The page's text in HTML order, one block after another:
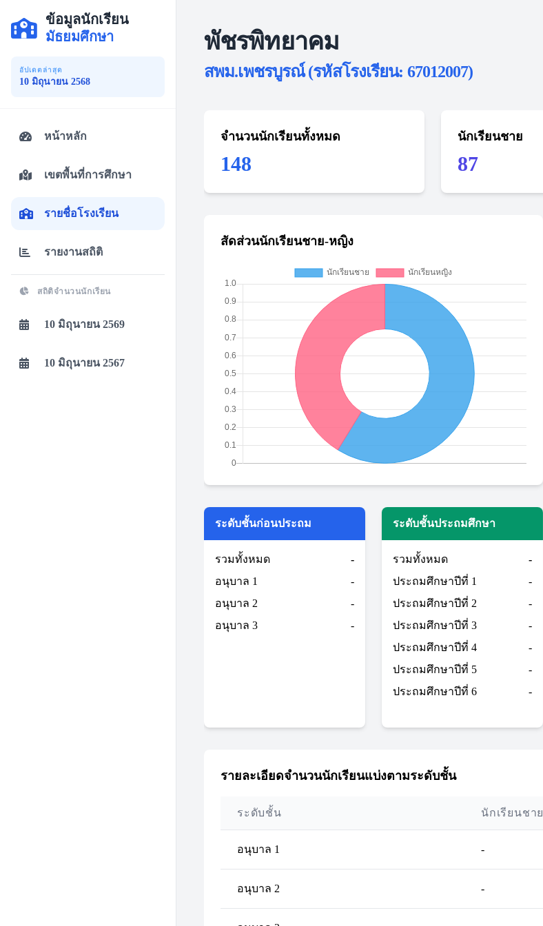
พัชรพิทยาคม
สพม.เพชรบูรณ์ (รหัสโรงเรียน: 67012007)
จำนวนนักเรียนทั้งหมด
148
นักเรียนชาย
87
สัดส่วนนักเรียนชาย-หญิง
ระดับชั้นก่อนประถม
รวมทั้งหมด
-
อนุบาล 1
-
อนุบาล 2
-
อนุบาล 3
-
ระดับชั้นประถมศึกษา
รวมทั้งหมด
-
ประถมศึกษาปีที่ 1
-
ประถมศึกษาปีที่ 2
-
ประถมศึกษาปีที่ 3
-
ประถมศึกษาปีที่ 4
-
ประถมศึกษาปีที่ 5
-
ประถมศึกษาปีที่ 6
-
รายละเอียดจำนวนนักเรียนแบ่งตามระดับชั้น
ระดับชั้น นักเรียนชาย
อนุบาล 1 -
อนุบาล 2 -
ข้อมูลนักเรียน
มัธยมศึกษา
อัปเดตล่าสุด
10 มิถุนายน 2568
หน้าหลัก
เขตพื้นที่การศึกษา
รายชื่อโรงเรียน
รายงานสถิติ
สถิติจำนวนนักเรียน
10 มิถุนายน 2569
10 มิถุนายน 2567